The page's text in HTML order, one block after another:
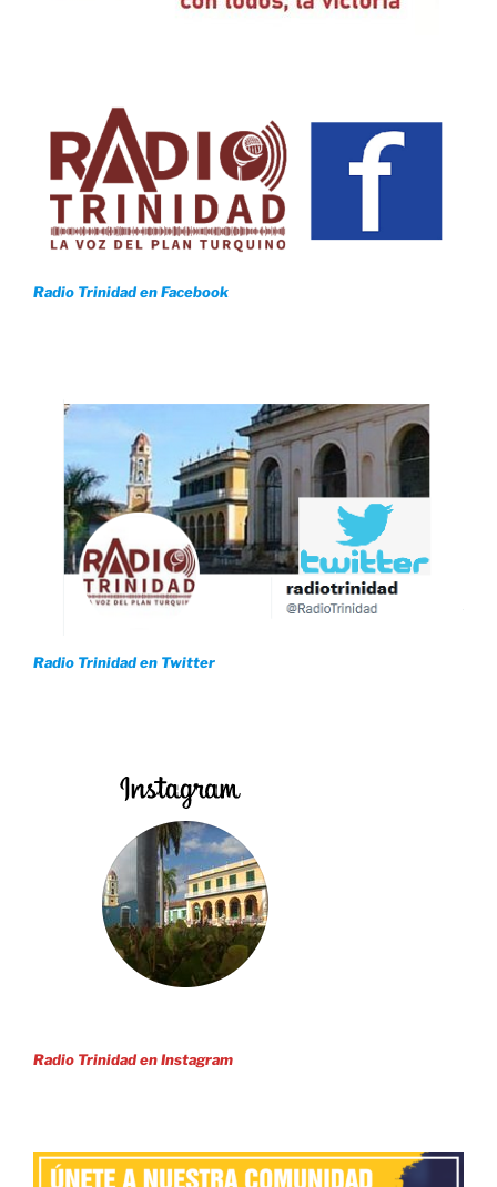
Radio Trinidad en Facebook
Radio Trinidad en Twitter
Radio Trinidad en Instagram